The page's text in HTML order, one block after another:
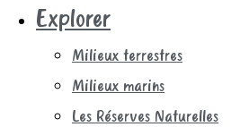
Explorer
Milieux terrestres
Milieux marins
Les Réserves Naturelles